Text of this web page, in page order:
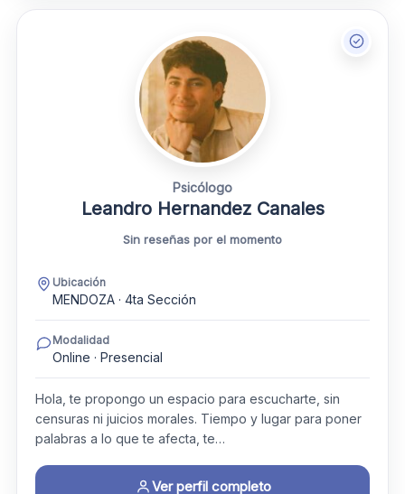
Psicólogo
Leandro Hernandez Canales
Sin reseñas por el momento
Ubicación
MENDOZA · 4ta Sección
Modalidad
Online · Presencial
Hola, te propongo un espacio para escucharte, sin
censuras ni juicios morales. Tiempo y lugar para poner
palabras a lo que te afecta, te…
Ver perfil completo